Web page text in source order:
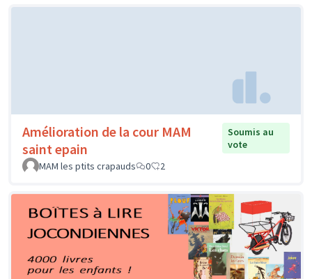
Amélioration de la cour MAM
saint epain
Soumis au
vote
MAM les ptits crapauds
0 2